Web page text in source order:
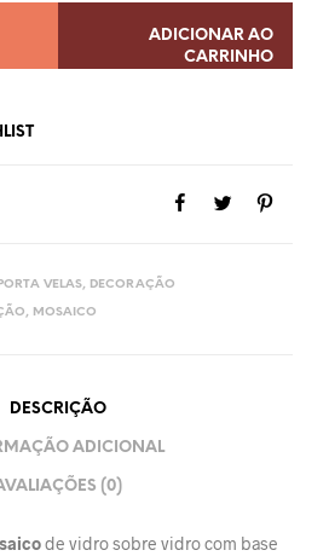
ADICIONAR AO
CARRINHO
VELAS, DECORAÇÃO
, MOSAICO
DESCRIÇÃO
ADICIONAL
(0)
de vidro sobre vidro com base